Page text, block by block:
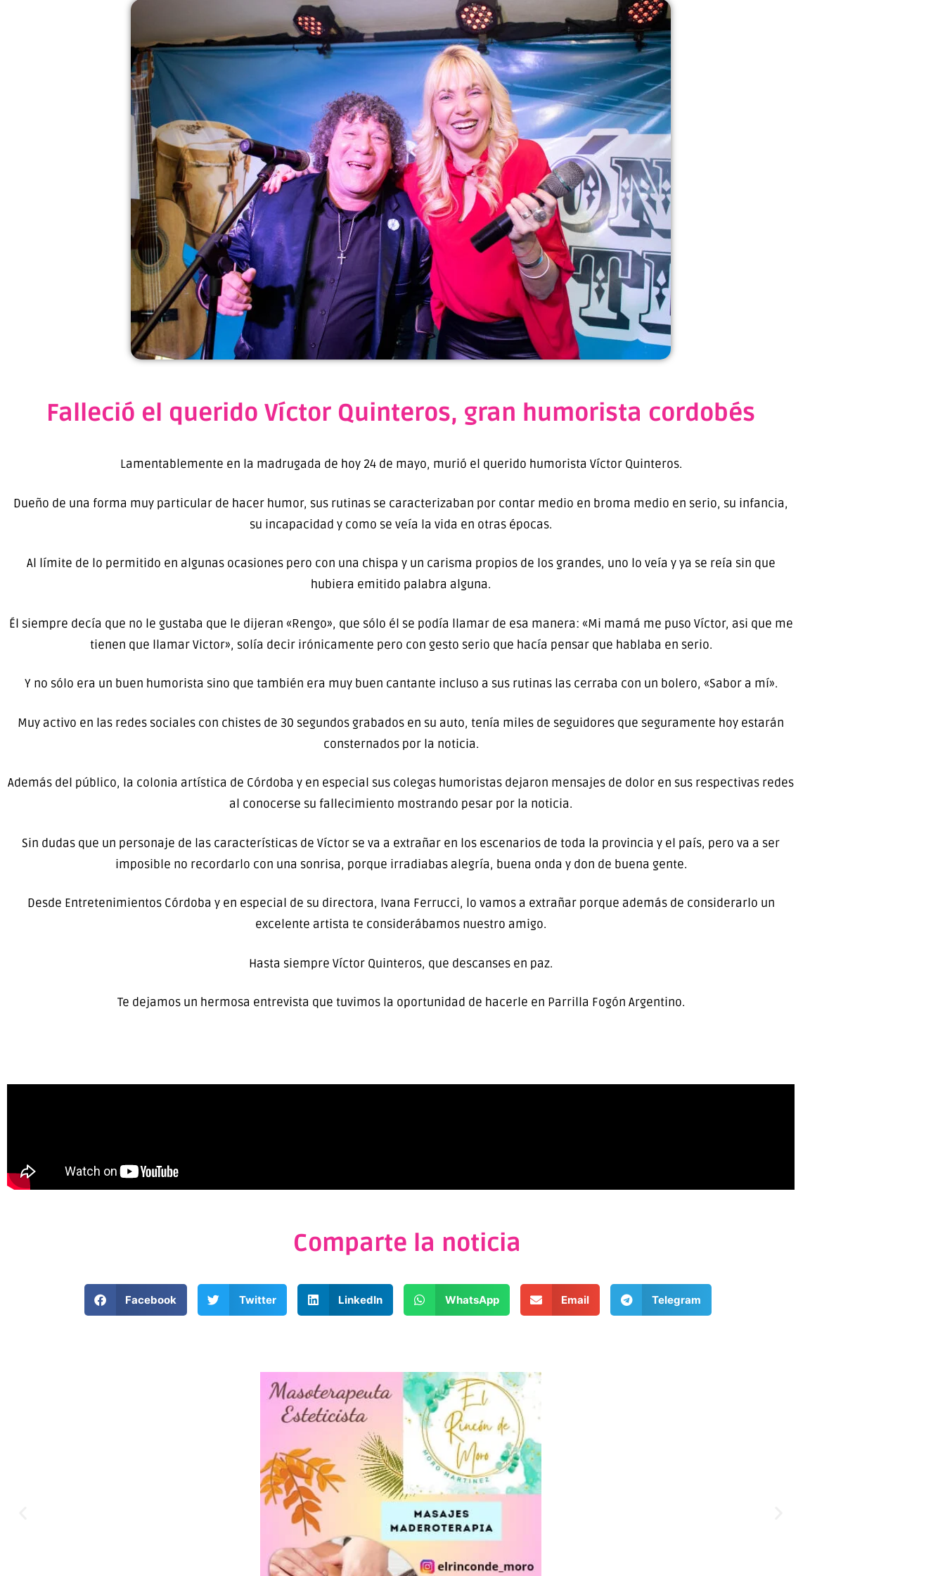
Falleció el querido Víctor Quinteros, gran humorista cordobés
Lamentablemente en la madrugada de hoy 24 de mayo, murió el querido humorista Víctor Quinteros.
Dueño de una forma muy particular de hacer humor, sus rutinas se caracterizaban por contar medio en broma medio en serio, su infancia,
su incapacidad y como se veía la vida en otras épocas.
Al límite de lo permitido en algunas ocasiones pero con una chispa y un carisma propios de los grandes, uno lo veía y ya se reía sin que
hubiera emitido palabra alguna.
Él siempre decía que no le gustaba que le dijeran «Rengo», que sólo él se podía llamar de esa manera: «Mi mamá me puso Víctor, asi que me
tienen que llamar Victor», solía decir irónicamente pero con gesto serio que hacía pensar que hablaba en serio.
Y no sólo era un buen humorista sino que también era muy buen cantante incluso a sus rutinas las cerraba con un bolero, «Sabor a mí».
Muy activo en las redes sociales con chistes de 30 segundos grabados en su auto, tenía miles de seguidores que seguramente hoy estarán
consternados por la noticia.
Además del público, la colonia artística de Córdoba y en especial sus colegas humoristas dejaron mensajes de dolor en sus respectivas redes
al conocerse su fallecimiento mostrando pesar por la noticia.
Sin dudas que un personaje de las características de Víctor se va a extrañar en los escenarios de toda la provincia y el país, pero va a ser
imposible no recordarlo con una sonrisa, porque irradiabas alegría, buena onda y don de buena gente.
Desde Entretenimientos Córdoba y en especial de su directora, Ivana Ferrucci, lo vamos a extrañar porque además de considerarlo un
excelente artista te considerábamos nuestro amigo.
Hasta siempre Víctor Quinteros, que descanses en paz.
Te dejamos un hermosa entrevista que tuvimos la oportunidad de hacerle en Parrilla Fogón Argentino.
Comparte la noticia
Facebook Twitter LinkedIn WhatsApp Email Telegram